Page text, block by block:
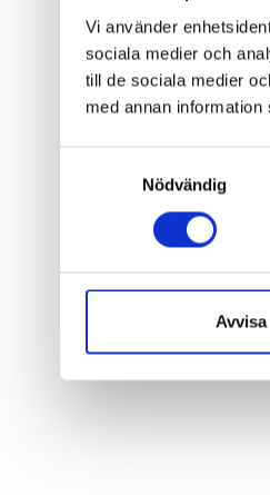
Vi använder
sociala medier och
till de sociala medier
med annan
Nödvändig
Avvisa